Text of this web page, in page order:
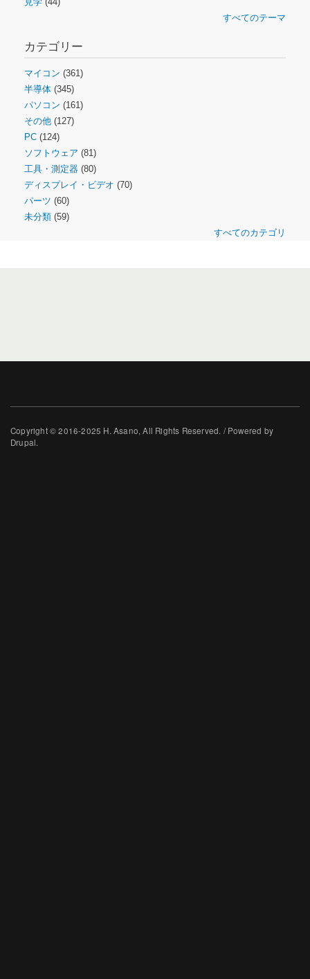
すべてのテーマ
カテゴリー
マイコン (361)
半導体 (345)
パソコン (161)
その他 (127)
PC (124)
ソフトウェア (81)
工具・測定器 (80)
ディスプレイ・ビデオ (70)
パーツ (60)
未分類 (59)
すべてのカテゴリ
Copyright © 2016-2025 H. Asano, All Rights Reserved. / Powered by
Drupal.